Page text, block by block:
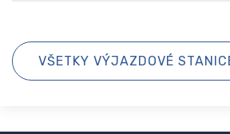
VŠETKY VÝJAZDOVÉ